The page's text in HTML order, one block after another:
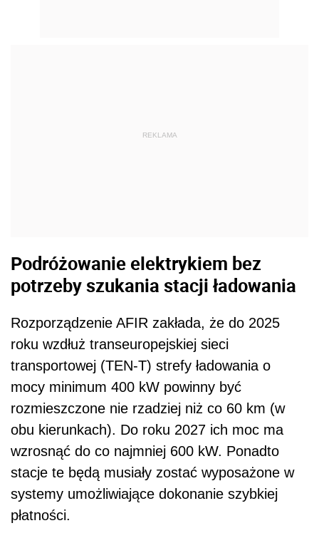
REKLAMA
Podróżowanie elektrykiem bez
potrzeby szukania stacji ładowania
Rozporządzenie AFIR zakłada, że do 2025
roku wzdłuż transeuropejskiej sieci
transportowej (TEN-T) strefy ładowania o
mocy minimum 400 kW powinny być
rozmieszczone nie rzadziej niż co 60 km (w
obu kierunkach). Do roku 2027 ich moc ma
wzrosnąć do co najmniej 600 kW. Ponadto
stacje te będą musiały zostać wyposażone w
systemy umożliwiające dokonanie szybkiej
płatności.